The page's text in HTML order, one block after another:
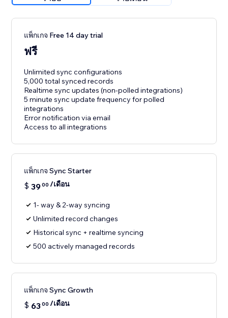
แพ็กเกจ Free 14 day trial
ฟรี
Unlimited sync configurations
5,000 total synced records
Realtime sync updates (non-polled integrations)
5 minute sync update frequency for polled
integrations
Error notification via email
Access to all integrations
แพ็กเกจ Sync Starter
$ 3900 /เดือน
1- way & 2-way syncing
Unlimited record changes
Historical sync + realtime syncing
500 actively managed records
แพ็กเกจ Sync Growth
$ 6300 /เดือน